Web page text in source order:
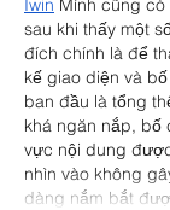
Iwin Mình cũng
sau khi thấy một
đích chính là để
kế giao diện và
ban đầu là tổng
khá ngăn nắp, bố
vực nội dung
nhìn vào không
dàng nắm bắt